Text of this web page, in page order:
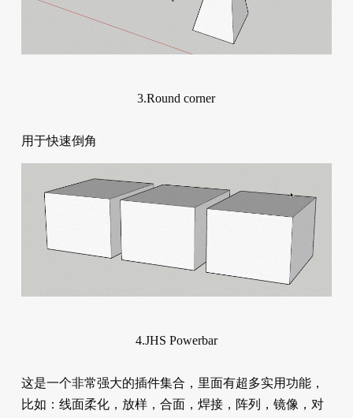
3.Round corner
用于快速倒角
4.JHS Powerbar
这是一个非常强大的插件集合，里面有超多实用功能，
比如：线面柔化，放样，合面，焊接，阵列，镜像，对